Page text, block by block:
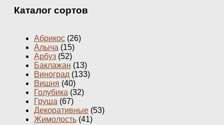
Каталог сортов
Абрикос (26)
Алыча (15)
Арбуз (52)
Баклажан (13)
Виноград (133)
Вишня (40)
Голубика (32)
Груша (67)
Декоративные (53)
Жимолость (41)